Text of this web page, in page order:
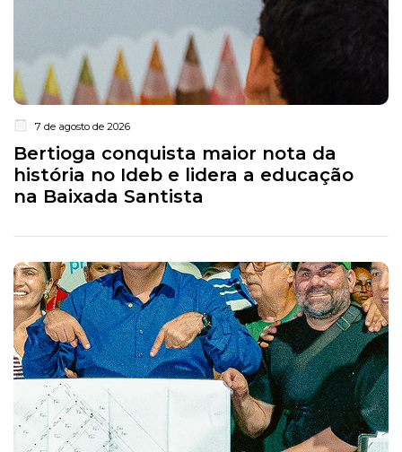
7 de agosto de 2026
Bertioga conquista maior nota da
história no Ideb e lidera a educação
na Baixada Santista